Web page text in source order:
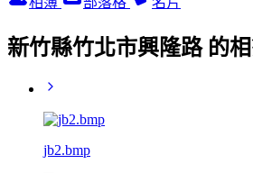
新竹縣竹北市興隆路 的
jb2.bmp